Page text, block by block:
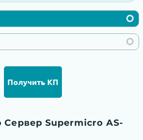
Получить КП
Сервер Supermicro AS-